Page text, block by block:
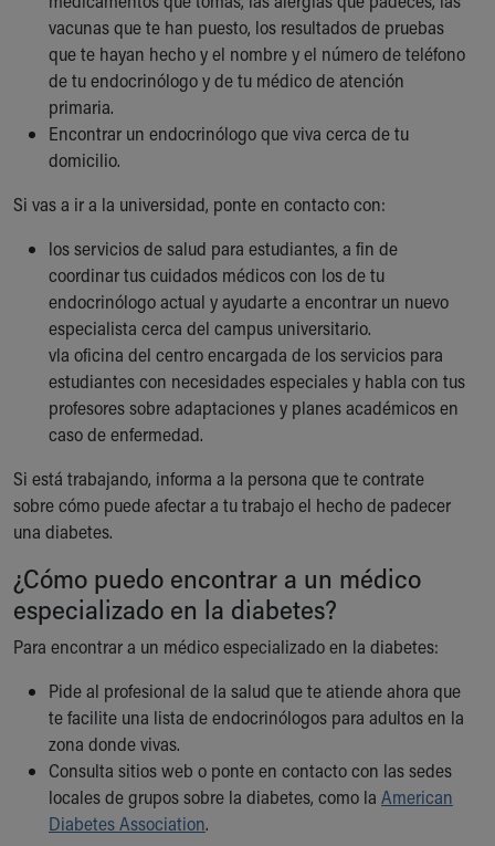
vacunas que te han puesto, los resultados de pruebas
que te hayan hecho y el nombre y el número de teléfono
de tu endocrinólogo y de tu médico de atención
primaria.
Encontrar un endocrinólogo que viva cerca de tu
domicilio.
Si vas a ir a la universidad, ponte en contacto con:
los servicios de salud para estudiantes, a fin de
coordinar tus cuidados médicos con los de tu
endocrinólogo actual y ayudarte a encontrar un nuevo
especialista cerca del campus universitario.
vla oficina del centro encargada de los servicios para
estudiantes con necesidades especiales y habla con tus
profesores sobre adaptaciones y planes académicos en
caso de enfermedad.
Si está trabajando, informa a la persona que te contrate
sobre cómo puede afectar a tu trabajo el hecho de padecer
una diabetes.
¿Cómo puedo encontrar a un médico
especializado en la diabetes?
Para encontrar a un médico especializado en la diabetes:
Pide al profesional de la salud que te atiende ahora que
te facilite una lista de endocrinólogos para adultos en la
zona donde vivas.
Consulta sitios web o ponte en contacto con las sedes
locales de grupos sobre la diabetes, como la American
Diabetes Association.